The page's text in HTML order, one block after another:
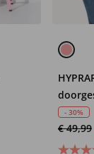
- 30%
€ 49,99